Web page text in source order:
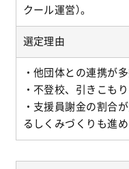
クール運営）。
選定理由
・他団体との連携が
・不登校、引きこも
・支援員謝金の割合
るしくみづくりも進め